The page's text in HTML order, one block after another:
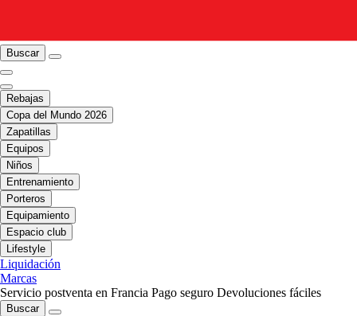
Buscar
Rebajas
Copa del Mundo 2026
Zapatillas
Equipos
Niños
Entrenamiento
Porteros
Equipamiento
Espacio club
Lifestyle
Liquidación
Marcas
Servicio postventa en Francia Pago seguro Devoluciones fáciles
Buscar